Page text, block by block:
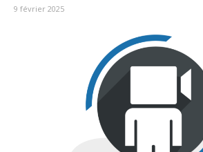
9 février 2025